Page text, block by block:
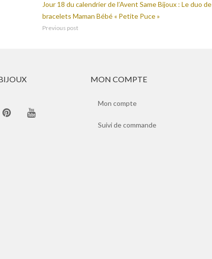
Jour 18 du calendrier de l’Avent Same Bijoux : Le duo de
bracelets Maman Bébé « Petite Puce »
Previous post
MON COMPTE
Mon compte
Suivi de commande